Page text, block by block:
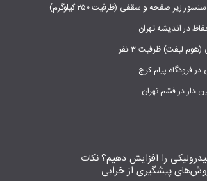
زیر صفحه و سقفی (ظرفیت ۲۵۰ کیلوگرم)
در اندیشه تهران
لیفت) ظرفیت ۳ نفر
فرودگاه پیام کرج
دار در فشم تهران
را افزایش دهیم؟ نکات
پیشگیری از خرابی